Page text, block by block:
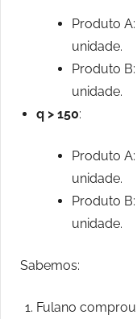
Produto
unidade.
Produto
unidade.
q > 150:
Produto
unidade.
Produto
unidade.
Sabemos:
Fulano comprou